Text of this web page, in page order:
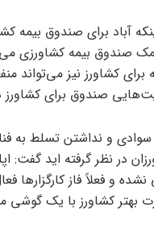
آباد برای صندوق بیمه
صندوق بیمه کشاورزی
کشاورز نیز می‌تواند
صندوق برای کشاورز
و نداشتن تسلط به
در نظر گرفته اید گفت:
نشده و فعلاً فاز
بهتر کشاورز با یک گوشی